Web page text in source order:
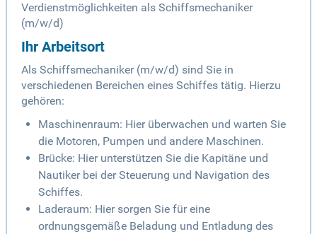
Verdienstmöglichkeiten als Schiffsmechaniker
(m/w/d)
Ihr Arbeitsort
Als Schiffsmechaniker (m/w/d) sind Sie in
verschiedenen Bereichen eines Schiffes tätig. Hierzu
gehören:
Maschinenraum: Hier überwachen und warten Sie
die Motoren, Pumpen und andere Maschinen.
Brücke: Hier unterstützen Sie die Kapitäne und
Nautiker bei der Steuerung und Navigation des
Schiffes.
Laderaum: Hier sorgen Sie für eine
ordnungsgemäße Beladung und Entladung des